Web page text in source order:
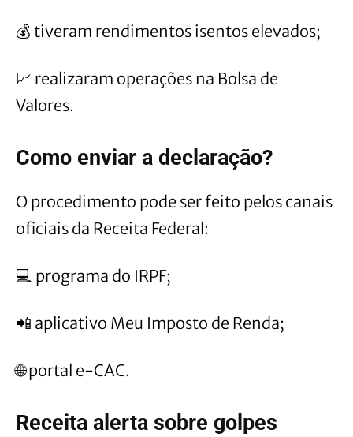
💰 tiveram rendimentos isentos elevados;
📈 realizaram operações na Bolsa de
Valores.
Como enviar a declaração?
O procedimento pode ser feito pelos canais
oficiais da Receita Federal:
💻 programa do IRPF;
📲 aplicativo Meu Imposto de Renda;
🌐 portal e-CAC.
Receita alerta sobre golpes